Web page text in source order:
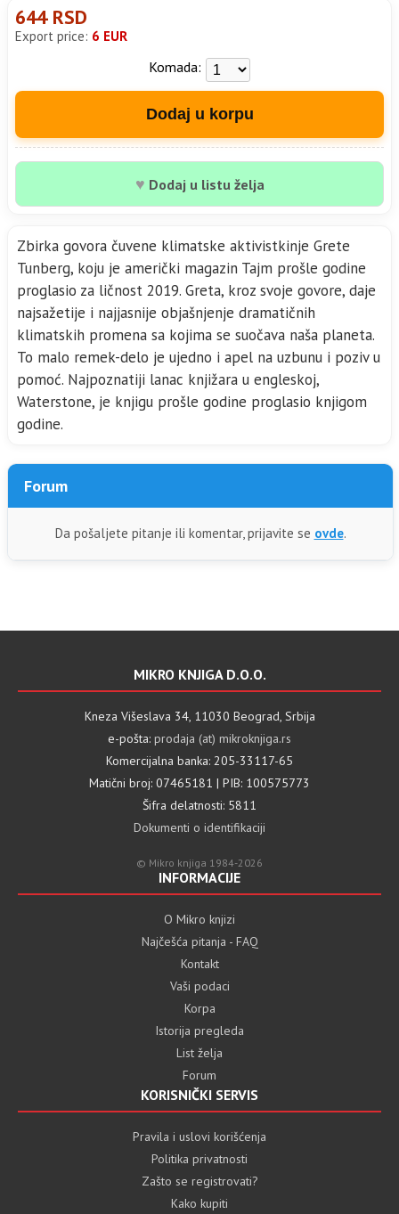
644 RSD
Export price: 6 EUR
Komada:
Dodaj u korpu
♥ Dodaj u listu želja
Zbirka govora čuvene klimatske aktivistkinje Grete
Tunberg, koju je američki magazin Tajm prošle godine
proglasio za ličnost 2019. Greta, kroz svoje govore, daje
najsažetije i najjasnije objašnjenje dramatičnih
klimatskih promena sa kojima se suočava naša planeta.
To malo remek-delo je ujedno i apel na uzbunu i poziv u
pomoć. Najpoznatiji lanac knjižara u engleskoj,
Waterstone, je knjigu prošle godine proglasio knjigom
godine.
Forum
Da pošaljete pitanje ili komentar, prijavite se ovde.
MIKRO KNJIGA D.O.O.
Kneza Višeslava 34, 11030 Beograd, Srbija
e-pošta: prodaja (at) mikroknjiga.rs
Komercijalna banka: 205-33117-65
Matični broj: 07465181 | PIB: 100575773
Šifra delatnosti: 5811
Dokumenti o identifikaciji
© Mikro knjiga 1984-2026
INFORMACIJE
O Mikro knjizi
Najčešća pitanja - FAQ
Kontakt
Vaši podaci
Korpa
Istorija pregleda
List želja
Forum
KORISNIČKI SERVIS
Pravila i uslovi korišćenja
Politika privatnosti
Zašto se registrovati?
Kako kupiti